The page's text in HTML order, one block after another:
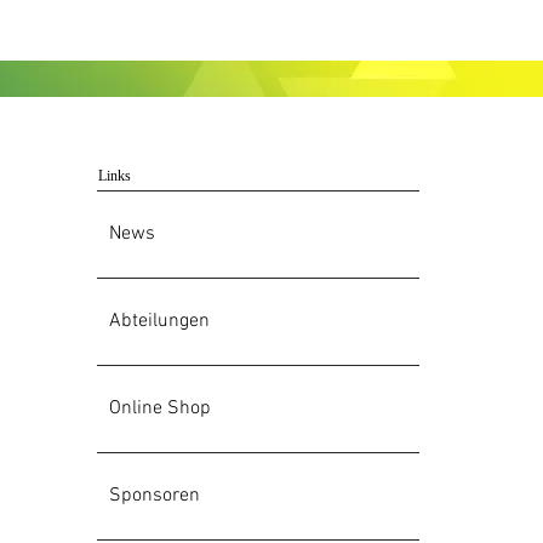
Links
News
Abteilungen
Online Shop
Sponsoren